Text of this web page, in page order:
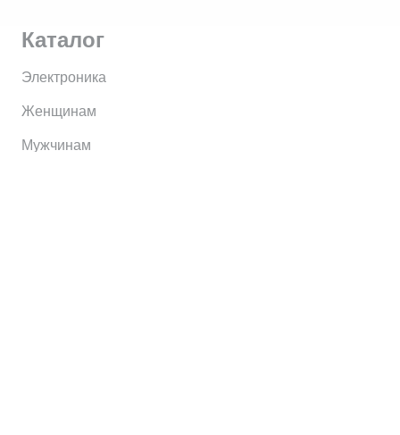
Каталог
Электроника
Женщинам
Мужчинам